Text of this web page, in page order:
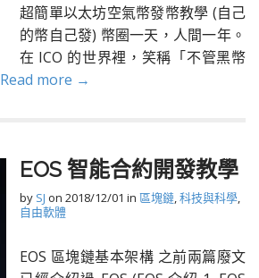
超簡單以太坊空氣幣發幣教學 (自己
的幣自己發) 幣圈一天，人間一年。
在 ICO 的世界裡，笑稱「不管黑幣
Read more →
EOS 智能合約開發教學
by SJ on 2018/12/01 in 區塊鏈,科技與科學,
自由軟體
EOS 區塊鏈基本架構 之前兩篇廢文